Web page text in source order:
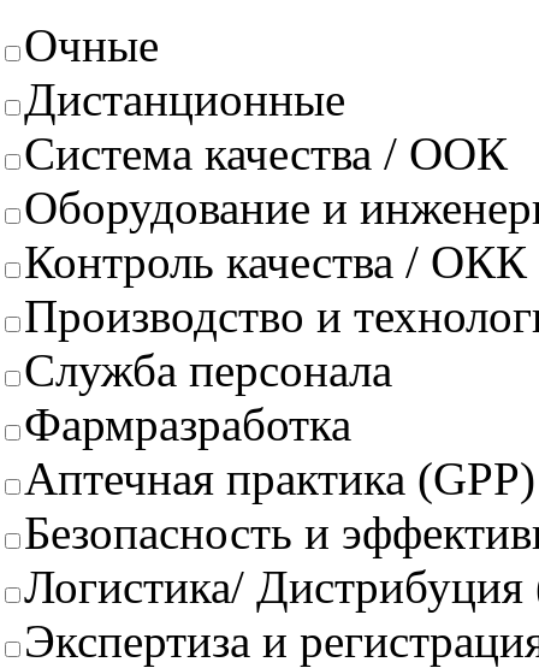
Очные
Дистанционные
Система качества / ООК
Оборудование и
Контроль качества / ОКК
Производство и
Служба персонала
Фармразработка
Аптечная практика (GPP)
Безопасность и
Логистика/
Экспертиза и